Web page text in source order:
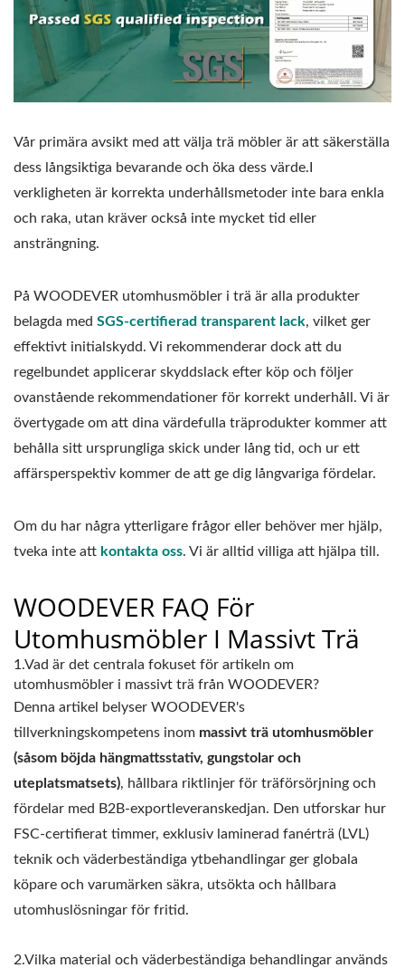
Vår primära avsikt med att välja trä möbler är att säkerställa
dess långsiktiga bevarande och öka dess värde.I
verkligheten är korrekta underhållsmetoder inte bara enkla
och raka, utan kräver också inte mycket tid eller
ansträngning.
På WOODEVER utomhusmöbler i trä är alla produkter
belagda med SGS-certifierad transparent lack, vilket ger
effektivt initialskydd. Vi rekommenderar dock att du
regelbundet applicerar skyddslack efter köp och följer
ovanstående rekommendationer för korrekt underhåll. Vi är
övertygade om att dina värdefulla träprodukter kommer att
behålla sitt ursprungliga skick under lång tid, och ur ett
affärsperspektiv kommer de att ge dig långvariga fördelar.
Om du har några ytterligare frågor eller behöver mer hjälp,
tveka inte att kontakta oss. Vi är alltid villiga att hjälpa till.
WOODEVER FAQ För
Utomhusmöbler I Massivt Trä
1.Vad är det centrala fokuset för artikeln om
utomhusmöbler i massivt trä från WOODEVER?
Denna artikel belyser WOODEVER's
tillverkningskompetens inom massivt trä utomhusmöbler
(såsom böjda hängmattsstativ, gungstolar och
uteplatsmatsets), hållbara riktlinjer för träförsörjning och
fördelar med B2B-exportleveranskedjan. Den utforskar hur
FSC-certifierat timmer, exklusiv laminerad fanérträ (LVL)
teknik och väderbeständiga ytbehandlingar ger globala
köpare och varumärken säkra, utsökta och hållbara
utomhuslösningar för fritid.
2.Vilka material och väderbeständiga behandlingar används